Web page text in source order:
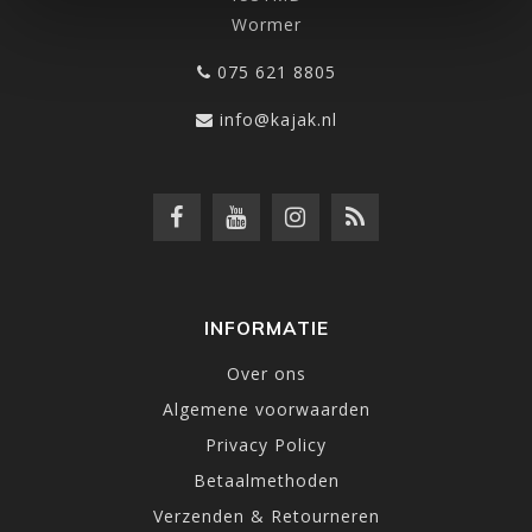
Wormer
075 621 8805
info@kajak.nl
INFORMATIE
Over ons
Algemene voorwaarden
Privacy Policy
Betaalmethoden
Verzenden & Retourneren